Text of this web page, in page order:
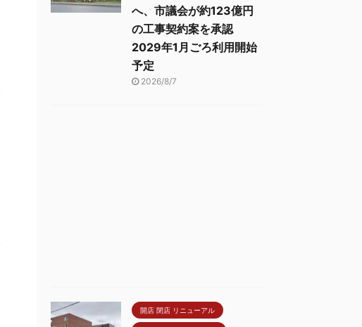
へ、市議会が約123億円
の工事契約案を承認
2029年1月ごろ利用開始
予定
2026/8/7
開店 閉店 リニューアル